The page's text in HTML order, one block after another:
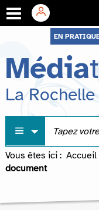
menu
contenu
recherche
EN
Média
La
Vous êtes ici : Accueil
document